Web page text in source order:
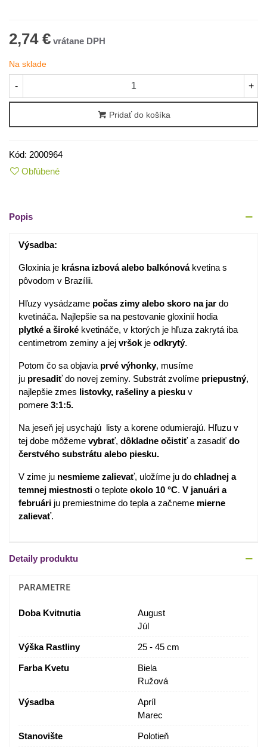
2,74 €
Na sklade
- +
Pridať do košíka
Kód: 2000964
Obľúbené
Popis
Výsadba:
Gloxinia je krásna izbová alebo balkónovákvetina s
pôvodom v Brazílii.
Hľuzy vysádzame počas zimy alebo skoro na jar do
kvetináča. Najlepšie sa na pestovanie gloxinií hodia
plytké a široké kvetináče, v ktorých je hľuza zakrytá iba
centimetrom zeminy a jej vršok je odkrytý.
Potom čo sa objavia prvé výhonky, musíme
ju presadiťdo novej zeminy. Substrát zvolíme priepustný,
najlepšie zmes listovky, rašeliny a piesku v
pomere 3:1:5.
Na jeseň jej usychajú listy a korene odumierajú. Hľuzu v
tej dobe môžeme vybrať, dôkladne očistiťa zasadiť do
čerstvého substrátu alebo piesku.
V zime ju nesmieme zalievať, uložíme ju do chladnej a
temnej miestnosti o teplote okolo 10 °C. V januári a
februári ju premiestnime do tepla a začneme mierne
zalievať.
Detaily produktu
PARAMETRE
Doba Kvitnutia
August
Júl
Výška Rastliny 25 - 45 cm
Farba Kvetu
Biela
Ružová
Výsadba
Apríl
Marec
Stanovište Polotieň